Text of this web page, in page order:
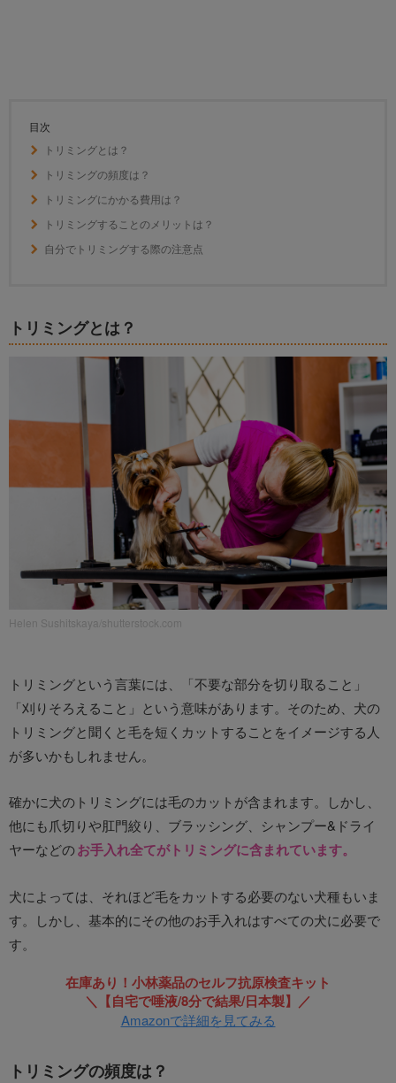
目次
トリミングとは？
トリミングの頻度は？
トリミングにかかる費用は？
トリミングすることのメリットは？
自分でトリミングする際の注意点
トリミングとは？
Helen Sushitskaya/shutterstock.com
トリミングという言葉には、「不要な部分を切り取ること」
「刈りそろえること」という意味があります。そのため、犬の
トリミングと聞くと毛を短くカットすることをイメージする人
が多いかもしれません。
確かに犬のトリミングには毛のカットが含まれます。しかし、
他にも爪切りや肛門絞り、ブラッシング、シャンプー&ドライ
ヤーなどのお手入れ全てがトリミングに含まれています。
犬によっては、それほど毛をカットする必要のない犬種もいま
す。しかし、基本的にその他のお手入れはすべての犬に必要で
す。
在庫あり！小林薬品のセルフ抗原検査キット
＼【自宅で唾液/8分で結果/日本製】／
Amazonで詳細を見てみる
トリミングの頻度は？